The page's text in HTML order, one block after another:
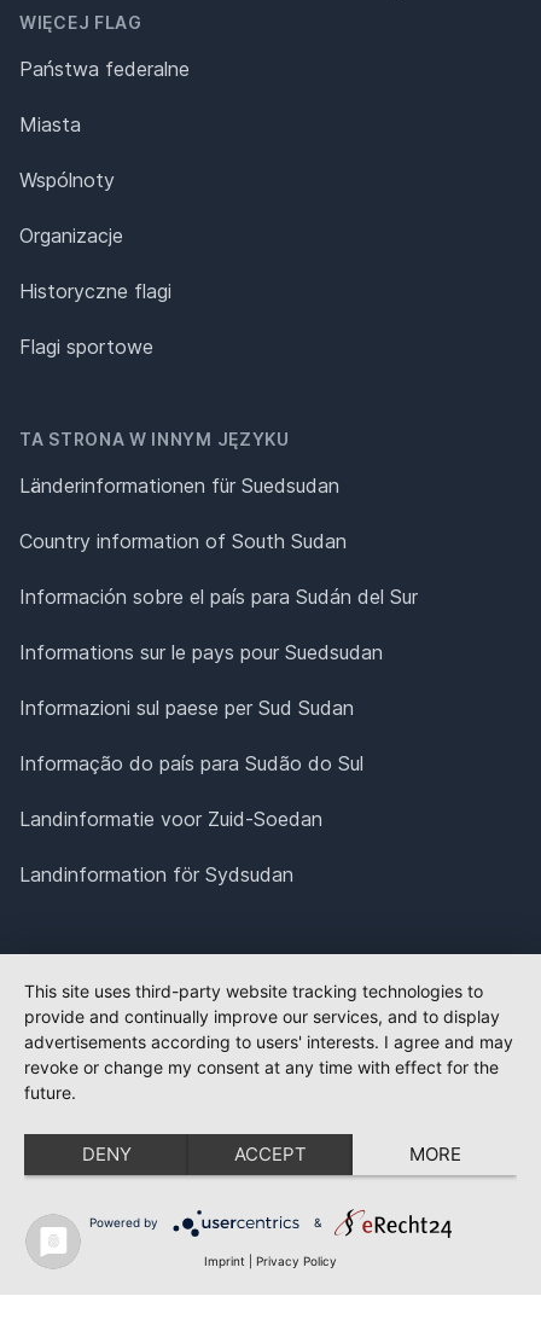
WIĘCEJ FLAG
Państwa federalne
Miasta
Wspólnoty
Organizacje
Historyczne flagi
Flagi sportowe
TA STRONA W INNYM JĘZYKU
Länderinformationen für Suedsudan
Country information of South Sudan
Información sobre el país para Sudán del Sur
Informations sur le pays pour Suedsudan
Informazioni sul paese per Sud Sudan
Informação do país para Sudão do Sul
Landinformatie voor Zuid-Soedan
Landinformation för Sydsudan
This site uses third-party website tracking technologies to
provide and continually improve our services, and to display
advertisements according to users' interests. I agree and may
revoke or change my consent at any time with effect for the
future.
DENY ACCEPT MORE
Powered by &
Imprint Privacy Policy